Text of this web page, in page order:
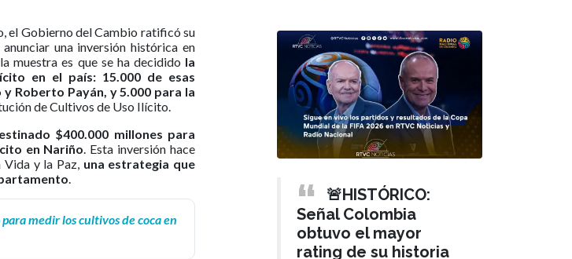
el Gobierno del Cambio ratificó su
una inversión histórica en
muestra es que se ha decidido la
en el país: 15.000 de esas
Roberto Payán, y 5.000 para la
de Cultivos de Uso Ilícito.
$400.000 millones para
en Nariño. Esta inversión hace
y la Paz, una estrategia que
.
medir los cultivos de coca en
🚨HISTÓRICO:
Señal Colombia
obtuvo el mayor
rating de su historia